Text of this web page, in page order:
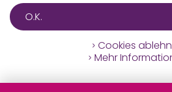
O.K.
Cookies
Mehr